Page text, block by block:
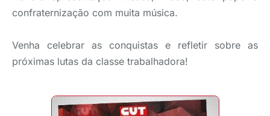
confraternização com muita música.
Venha celebrar as conquistas e refletir sobre as
próximas lutas da classe trabalhadora!